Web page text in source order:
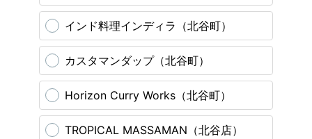
インド料理インディラ（北谷町）
カスタマンダップ（北谷町）
Horizon Curry Works（北谷町）
TROPICAL MASSAMAN（北谷店）